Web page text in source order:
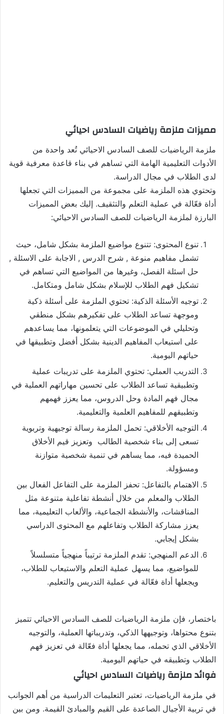
مميزات ملزمة رياضيات السادس احيائي
ملزمة الرياضيات للصف السادس الاحيائي تُعد واحدة من
الأدوات التعليمية الهامة التي تساهم في بناء قاعدة معرفية قوية
لدى الطلاب في مجال الدراسة.
وتحتوي هذه الملزمة على مجموعة من المميزات التي تجعلها
أداة فعّالة في عملية التعلم والتثقيف. إليك بعض المميزات
البارزة لملزمة الرياضيات للصف السادس الاحيائي:
تنوع المحتوى: تتنوع مواضيع الملزمة بشكل شامل، حيث
تشمل مفاهيم منوعة , شرح الدرس , الاجابة على الاسئلة ,
حل اسئلة الفصل، وغيرها من المواضيع التي تساهم في
تشكيل فهم الطلاب للإسلام بشكل شامل ومتكامل.
توجيه الأسئلة الذكية: تحتوي الملزمة على أسئلة ذكية
وموجهة تساعد الطلاب على تفكيرهم بشكل منطقي
وتحليلي في الموضوعات التي يتعلمونها، مما يساعدهم
على استيعاب المفاهيم الدينية بشكل أفضل وتطبيقها في
حياتهم اليومية.
التدريب العملي: تحتوي الملزمة على تدريبات عملية
وتطبيقية تساعد الطلاب على تحسين مهاراتهم العملية في
مجال فهم المادة وحل الدروس، مما يعزز فهمهم
وتطبيقهم للمفاهيم العلمية والتعليمية.
التوجيه الأخلاقي: تحمل الملزمة رسالة توجيهية وتربوية
تسعى إلى بناء شخصية الطالب وتعزيز قيم الأخلاق
الحميدة فيه، مما يساهم في تنمية شخصية متوازنة
ومسؤولة.
الاهتمام بالتفاعل: تحفز الملزمة على التفاعل الفعال بين
الطلاب والمعلم من خلال أنشطة تفاعلية متنوعة مثل
المناقشات، والأنشطة الجماعية، والألعاب التعليمية، مما
يعزز مشاركة الطلاب وتفاعلهم مع المحتوى الدراسي
بشكل إيجابي.
الدعم المنهجي: تقدم الملزمة ترتيباً منهجياً متسلسلاً
للمواضيع، مما يسهل عملية التعلم والاستيعاب للطلاب،
ويجعلها أداة فعّالة في عملية التدريس والتعليم.
باختصار، فإن ملزمة الرياضيات للصف السادس الاحيائي تتميز
بتنوع محتواها، وتوجيهها الذكي، وتدريباتها العملية، والتوجيه
الأخلاقي الذي تحمله، مما يجعلها أداة فعّالة في تعزيز فهم
الطلاب وتطبيقه في حياتهم اليومية.
فوائد ملزمة رياضيات السادس احيائي
في ملزمة الرياضيات، تعتبر التعليمات الدراسية من أهم الجوانب
في تربية الأجيال الصاعدة على القيم والمبادئ القيمة. ومن بين